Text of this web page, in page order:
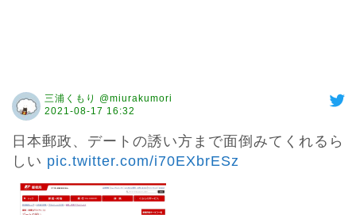
三浦くもり @miurakumori
2021-08-17 16:32
日本郵政、デートの誘い方まで面倒みてくれるら
しい pic.twitter.com/i70EXbrESz